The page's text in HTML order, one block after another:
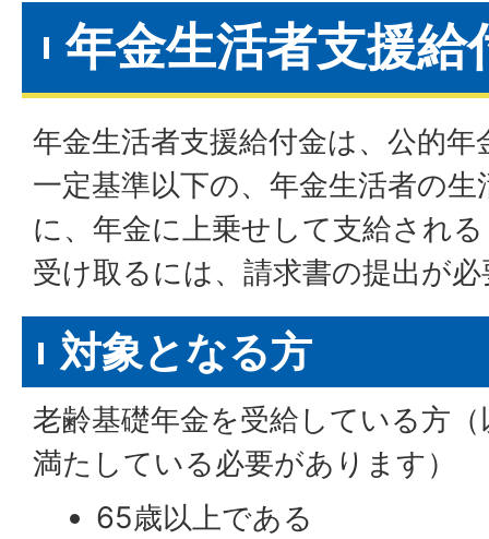
年金生活者支援給
年金生活者支援給付金は、公的
一定基準以下の、年金生活者の
に、年金に上乗せして支給され
受け取るには、請求書の提出が
対象となる方
老齢基礎年金を受給している方
満たしている必要があります）
65歳以上である